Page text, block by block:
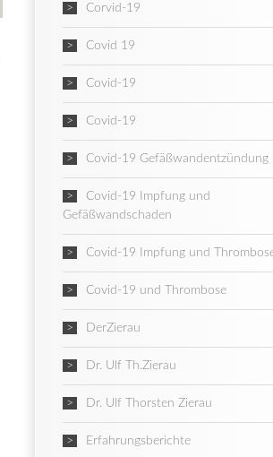
Corvid-19
Covid 19
Covid-19
Covid-19
Covid-19 Gefäßwandentzündung
Covid-19 Impfung und
Gefäßwandschaden
Covid-19 Impfung und
Covid-19 und Thrombose
DerZierau
Dr. Ulf Th.Zierau
Dr. Ulf Thorsten Zierau
Erfahrungsberichte